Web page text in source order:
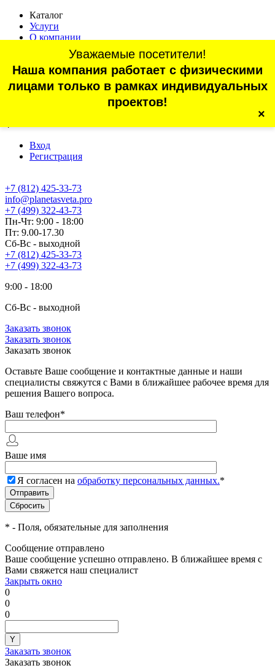
Каталог
Услуги
О компании
Статьи
Контакты
Отзывы
г. Санкт-Петербург, проспект Обуховской Обороны, 70, корп.
Вход
Регистрация
+7 (812) 425-33-73
Уважаемые посетители!
Наша компания работает с физическими
лицами только в рамках индивидуальных
проектов!
×
info@planetasveta.pro
+7 (499) 322-43-73
Пн-Чт: 9:00 - 18:00
Пт: 9.00-17.30
Сб-Вс - выходной
+7 (812) 425-33-73
+7 (499) 322-43-73
9:00 - 18:00
Сб-Вс - выходной
Заказать звонок
Заказать звонок
Заказать звонок
Оставьте Ваше сообщение и контактные данные и наши
специалисты свяжутся с Вами в ближайшее рабочее время для
решения Вашего вопроса.
Ваш телефон*
Ваше имя
Я согласен на обработку персональных данных.*
* - Поля, обязательные для заполнения
Сообщение отправлено
Ваше сообщение успешно отправлено. В ближайшее время с
Вами свяжется наш специалист
Закрыть окно
0
0
0
Заказать звонок
Заказать звонок